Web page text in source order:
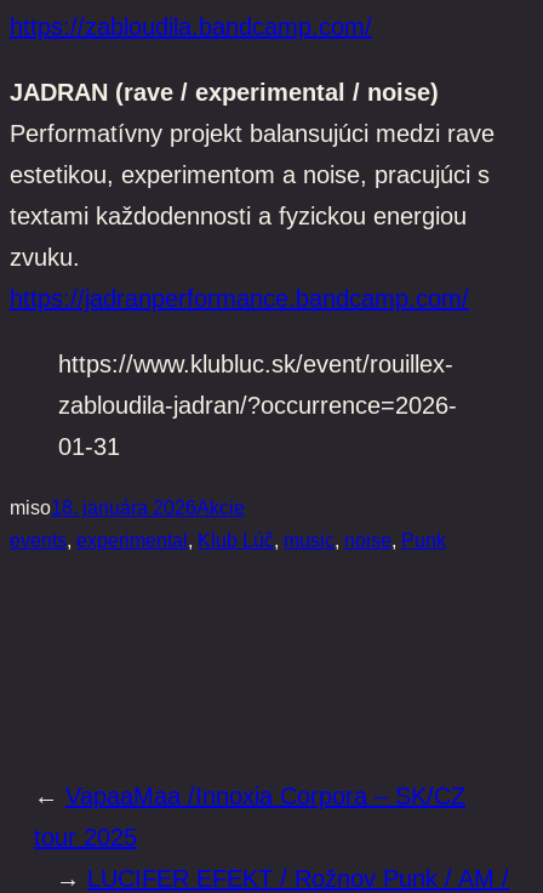
https://zabloudila.bandcamp.com/
JADRAN (rave / experimental / noise)
Performatívny projekt balansujúci medzi rave
estetikou, experimentom a noise, pracujúci s
textami každodennosti a fyzickou energiou
zvuku.
https://jadranperformance.bandcamp.com/
https://www.klubluc.sk/event/rouillex-
zabloudila-jadran/?occurrence=2026-
01-31
miso18. januára 2026Akcie
events, experimental , Klub Lúč, music, noise, Punk
← VapaaMaa /Innoxia Corpora – SK/CZ
tour 2025
→ LUCIFER EFEKT / Rožnov Punk / AM /